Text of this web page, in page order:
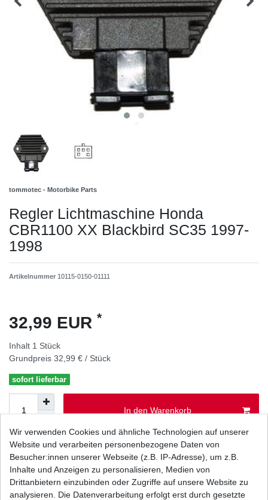
tommotec - Motorbike Parts
Regler Lichtmaschine Honda
CBR1100 XX Blackbird SC35 1997-
1998
Artikelnummer 10115-0150-01111
32,99 EUR *
Inhalt 1 Stück
Grundpreis 32,99 € / Stück
sofort lieferbar
In den Warenkorb
Wunschliste
* inkl. ges. MwSt. zzgl.Versandkosten
Wir verwenden Cookies und ähnliche Technologien auf unserer
Website und verarbeiten personenbezogene Daten von
Besucher:innen unserer Webseite (z.B. IP-Adresse), um z.B.
Inhalte und Anzeigen zu personalisieren, Medien von
Drittanbietern einzubinden oder Zugriffe auf unsere Website zu
analysieren. Die Datenverarbeitung erfolgt erst durch gesetzte